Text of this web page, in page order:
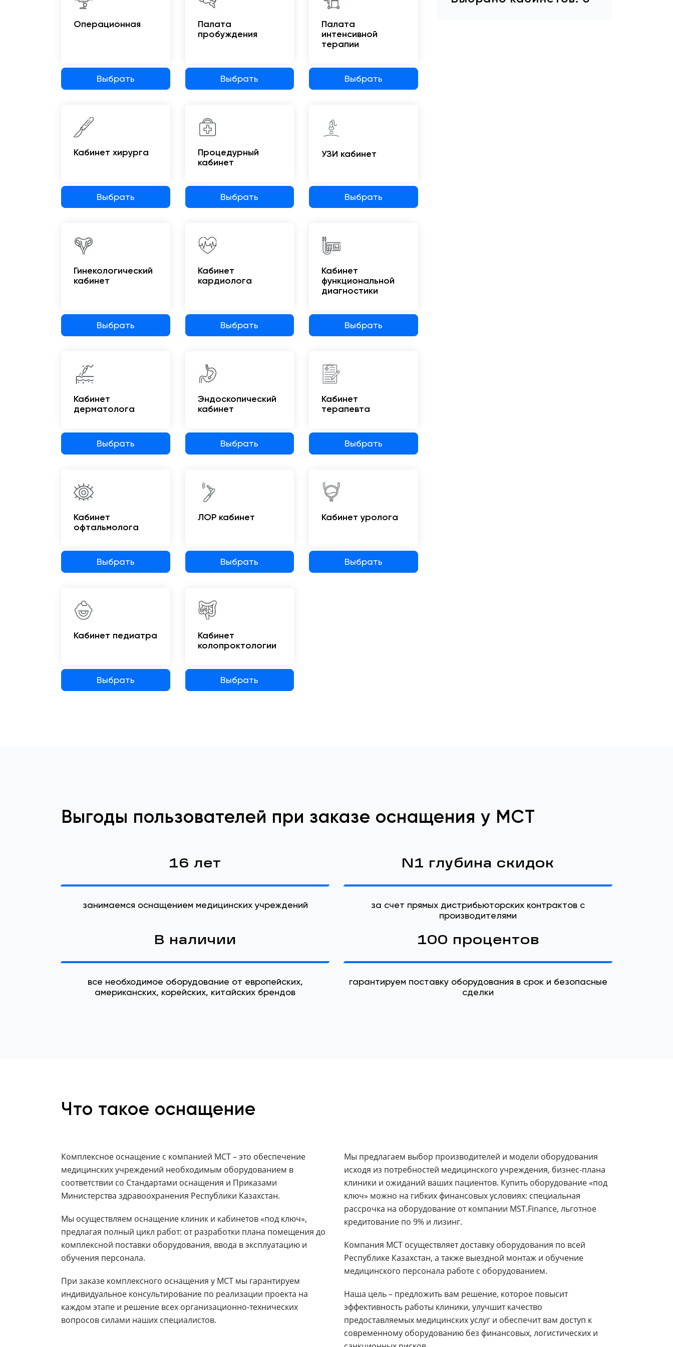
Операционная
Выбрать
Палата
пробуждения
Выбрать
Палата
интенсивной
терапии
Выбрать
Кабинет хирурга
Выбрать
Процедурный
кабинет
Выбрать
УЗИ кабинет
Выбрать
Гинекологический
кабинет
Выбрать
Кабинет
кардиолога
Выбрать
Кабинет
функциональной
диагностики
Выбрать
Кабинет
дерматолога
Выбрать
Эндоскопический
кабинет
Выбрать
Кабинет
терапевта
Выбрать
Кабинет
офтальмолога
Выбрать
ЛОР кабинет
Выбрать
Кабинет уролога
Выбрать
Кабинет педиатра
Выбрать
Кабинет
колопроктологии
Выбрать
Выгоды пользователей при заказе оснащения у МСТ
16 лет
занимаемся оснащением медицинских учреждений
N1 глубина скидок
за счет прямых дистрибьюторских контрактов с
производителями
В наличии
все необходимое оборудование от европейских,
американских, корейских, китайских брендов
100 процентов
гарантируем поставку оборудования в срок и безопасные
сделки
Что такое оснащение
Комплексное оснащение с компанией МСТ – это обеспечение
медицинских учреждений необходимым оборудованием в
соответствии со Стандартами оснащения и Приказами
Министерства здравоохранения Республики Казахстан.
Мы осуществляем оснащение клиник и кабинетов «под ключ»,
предлагая полный цикл работ: от разработки плана помещения до
комплексной поставки оборудования, ввода в эксплуатацию и
обучения персонала.
При заказе комплексного оснащения у МСТ мы гарантируем
индивидуальное консультирование по реализации проекта на
каждом этапе и решение всех организационно-технических
вопросов силами наших специалистов.
Мы предлагаем выбор производителей и модели оборудования
исходя из потребностей медицинского учреждения, бизнес-плана
клиники и ожиданий ваших пациентов. Купить оборудование «под
ключ» можно на гибких финансовых условиях: специальная
рассрочка на оборудование от компании MST.Finance, льготное
кредитование по 9% и лизинг.
Компания МСТ осуществляет доставку оборудования по всей
Республике Казахстан, а также выездной монтаж и обучение
медицинского персонала работе с оборудованием.
Наша цель – предложить вам решение, которое повысит
эффективность работы клиники, улучшит качество
предоставляемых медицинских услуг и обеспечит вам доступ к
современному оборудованию без финансовых, логистических и